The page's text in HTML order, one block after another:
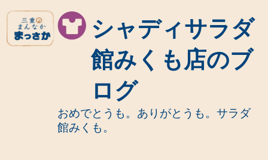
シャディサラダ
館みくも店のブ
ログ
おめでとうも。ありがとうも。サラダ
館みくも。